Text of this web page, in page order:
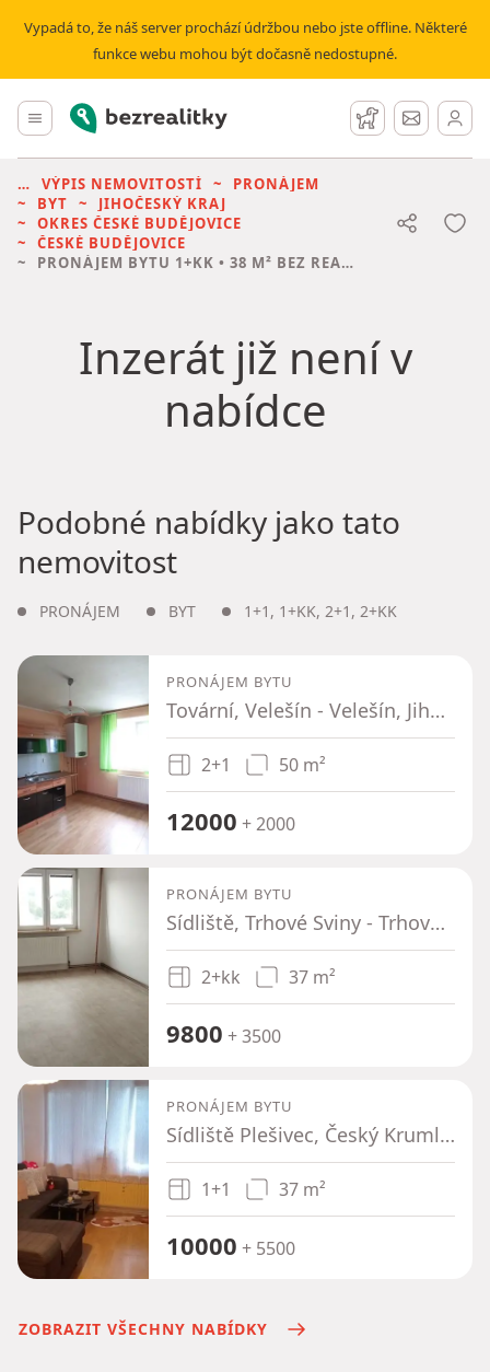
Vypadá to, že náš server prochází údržbou nebo jste offline. Některé
funkce webu mohou být dočasně nedostupné.
Hlavní menu
Bezrealitky Hlídací pes
Zprávy
VÝPIS NEMOVITOSTÍ
PRONÁJEM
BYT
JIHOČESKÝ KRAJ
OKRES ČESKÉ BUDĚJOVICE
ČESKÉ BUDĚJOVICE
PRONÁJEM BYTU 1+KK • 38 M² BEZ REALITKY
Inzerát již není v
nabídce
Podobné nabídky jako tato
nemovitost
PRONÁJEM BYT 1+1 , 1+KK, 2+1 , 2+KK
PRONÁJEM BYTU
Tovární, Velešín - Velešín, Jihočeský kraj
2+1 50 m²
12000 + 2000
PRONÁJEM BYTU
Sídliště, Trhové Sviny - Trhové Sviny, Jihočeský kraj
2+kk 37 m²
9800 + 3500
PRONÁJEM BYTU
Sídliště Plešivec, Český Krumlov - Český Krumlov, Jihočeský kraj
1+1 37 m²
10000 + 5500
ZOBRAZIT VŠECHNY NABÍDKY